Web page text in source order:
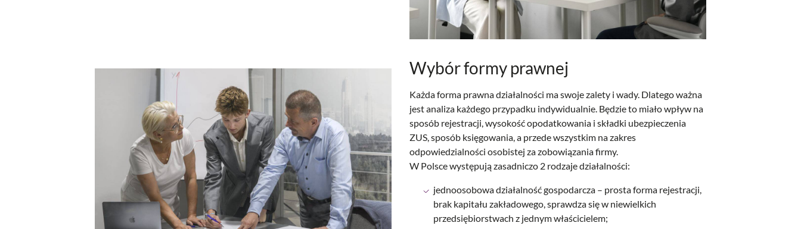
Wybór formy prawnej
Każda forma prawna działalności ma swoje zalety i wady. Dlatego ważna
jest analiza każdego przypadku indywidualnie. Będzie to miało wpływ na
sposób rejestracji, wysokość opodatkowania i składki ubezpieczenia
ZUS, sposób księgowania, a przede wszystkim na zakres
odpowiedzialności osobistej za zobowiązania firmy.
W Polsce występują zasadniczo 2 rodzaje działalności:
jednoosobowa działalność gospodarcza – prosta forma rejestracji,
brak kapitału zakładowego, sprawdza się w niewielkich
przedsiębiorstwach z jednym właścicielem;